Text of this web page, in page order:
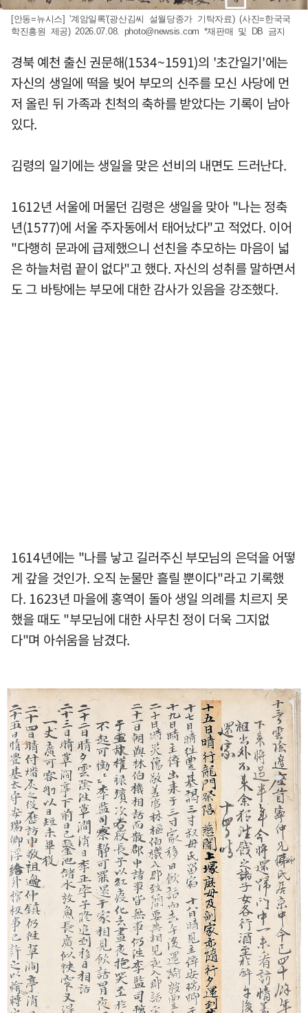
[안동=뉴시스] '계암일록'(광산김씨 설월당종가 기탁자료) (사진=한국국
학진흥원 제공) 2026.07.08. photo@newsis.com *재판매 및 DB 금지
경북 예천 출신 권문해(1534~1591)의 '초간일기'에는
자신의 생일에 떡을 빚어 부모의 신주를 모신 사당에 먼
저 올린 뒤 가족과 친척의 축하를 받았다는 기록이 남아
있다.
김령의 일기에는 생일을 맞은 선비의 내면도 드러난다.
1612년 서울에 머물던 김령은 생일을 맞아 "나는 정축
년(1577)에 서울 주자동에서 태어났다"고 적었다. 이어
"다행히 문과에 급제했으니 선친을 추모하는 마음이 넓
은 하늘처럼 끝이 없다"고 했다. 자신의 성취를 말하면서
도 그 바탕에는 부모에 대한 감사가 있음을 강조했다.
1614년에는 "나를 낳고 길러주신 부모님의 은덕을 어떻
게 갚을 것인가. 오직 눈물만 흘릴 뿐이다"라고 기록했
다. 1623년 마을에 홍역이 돌아 생일 의례를 치르지 못
했을 때도 "부모님에 대한 사무친 정이 더욱 그지없
다"며 아쉬움을 남겼다.